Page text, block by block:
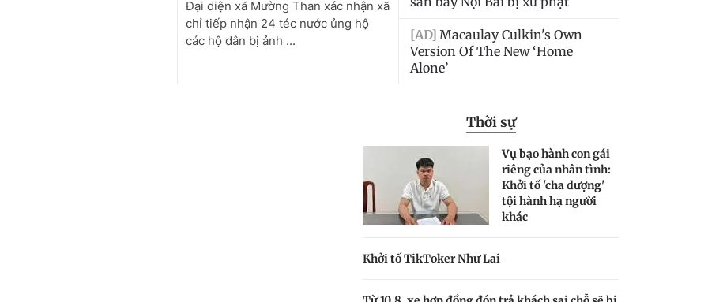
Thời sự
Vụ bạo hành con gái
riêng của nhân tình:
Khởi tố 'cha dượng'
tội hành hạ người
khác
Khởi tố TikToker Như Lai